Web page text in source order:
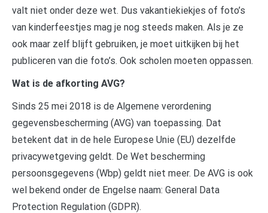
valt niet onder deze wet. Dus vakantiekiekjes of foto’s
van kinderfeestjes mag je nog steeds maken. Als je ze
ook maar zelf blijft gebruiken, je moet uitkijken bij het
publiceren van die foto’s. Ook scholen moeten oppassen.
Wat is de afkorting AVG?
Sinds 25 mei 2018 is de Algemene verordening
gegevensbescherming (AVG) van toepassing. Dat
betekent dat in de hele Europese Unie (EU) dezelfde
privacywetgeving geldt. De Wet bescherming
persoonsgegevens (Wbp) geldt niet meer. De AVG is ook
wel bekend onder de Engelse naam: General Data
Protection Regulation (GDPR).